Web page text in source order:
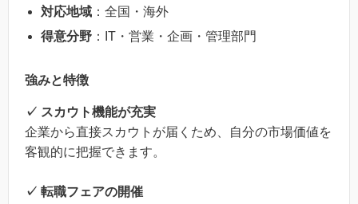
対応地域 ：全国・海外
得意分野 ：IT・営業・企画・管理部門
強みと特徴
✓ スカウト機能が充実
企業から直接スカウトが届くため、自分の市場価値を
客観的に把握できます。
✓ 転職フェアの開催